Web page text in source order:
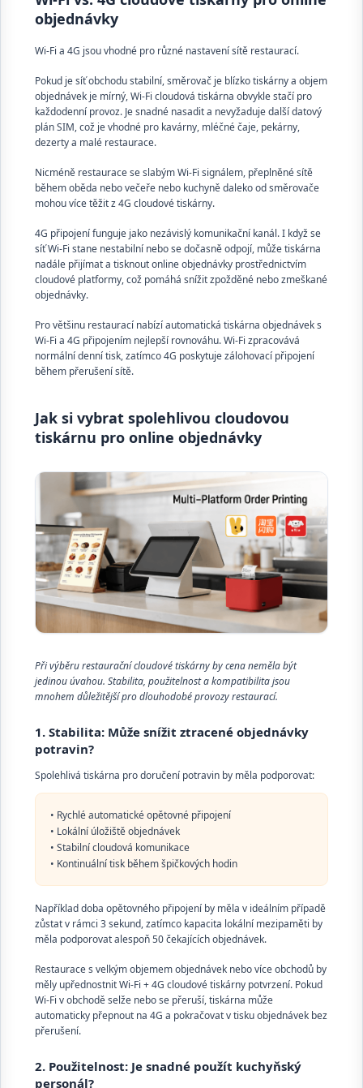
objednávky
Wi-Fi a 4G jsou vhodné pro různé nastavení sítě restaurací.
Pokud je síť obchodu stabilní, směrovač je blízko tiskárny a objem
objednávek je mírný, Wi-Fi cloudová tiskárna obvykle stačí pro
každodenní provoz. Je snadné nasadit a nevyžaduje další datový
plán SIM, což je vhodné pro kavárny, mléčné čaje, pekárny,
dezerty a malé restaurace.
Nicméně restaurace se slabým Wi-Fi signálem, přeplněné sítě
během oběda nebo večeře nebo kuchyně daleko od směrovače
mohou více těžit z 4G cloudové tiskárny.
4G připojení funguje jako nezávislý komunikační kanál. I když se
síť Wi-Fi stane nestabilní nebo se dočasně odpojí, může tiskárna
nadále přijímat a tisknout online objednávky prostřednictvím
cloudové platformy, což pomáhá snížit zpožděné nebo zmeškané
objednávky.
Pro většinu restaurací nabízí automatická tiskárna objednávek s
Wi-Fi a 4G připojením nejlepší rovnováhu. Wi-Fi zpracovává
normální denní tisk, zatímco 4G poskytuje zálohovací připojení
během přerušení sítě.
Jak si vybrat spolehlivou cloudovou
tiskárnu pro online objednávky
Při výběru restaurační cloudové tiskárny by cena neměla být
jedinou úvahou. Stabilita, použitelnost a kompatibilita jsou
mnohem důležitější pro dlouhodobé provozy restaurací.
1. Stabilita: Může snížit ztracené objednávky
potravin?
Spolehlivá tiskárna pro doručení potravin by měla podporovat:
• Rychlé automatické opětovné připojení
• Lokální úložiště objednávek
• Stabilní cloudová komunikace
• Kontinuální tisk během špičkových hodin
Například doba opětovného připojení by měla v ideálním případě
zůstat v rámci 3 sekund, zatímco kapacita lokální mezipaměti by
měla podporovat alespoň 50 čekajících objednávek.
Restaurace s velkým objemem objednávek nebo více obchodů by
měly upřednostnit Wi-Fi + 4G cloudové tiskárny potvrzení. Pokud
Wi-Fi v obchodě selže nebo se přeruší, tiskárna může
automaticky přepnout na 4G a pokračovat v tisku objednávek bez
přerušení.
2. Použitelnost: Je snadné použít kuchyňský
personál?